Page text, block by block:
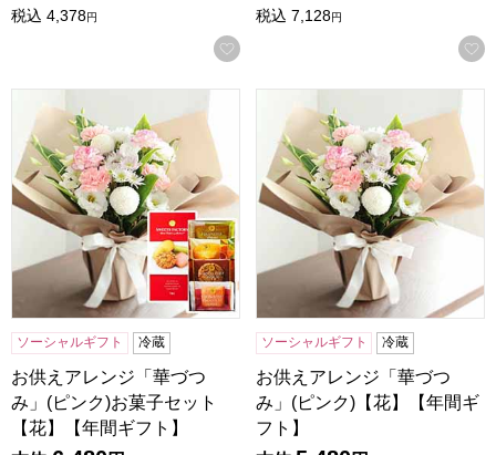
税込 4,378円
お気に入りに登録する
税込 7,128円
ソーシャルギフト 冷蔵
お供えアレンジ「華づつ
み」(ピンク)お菓子セット
【花】【年間ギフト】
ソーシャルギフト 冷蔵
お供えアレンジ「華づつ
み」(ピンク)【花】【年間ギ
フト】